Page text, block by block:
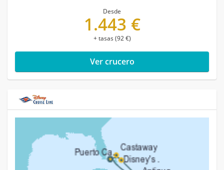
Desde
1.443 €
+ tasas (92 €)
Ver crucero